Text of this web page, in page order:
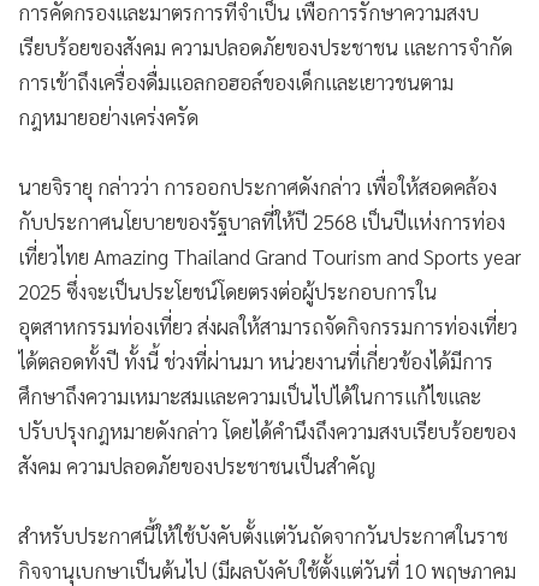
รัฐมนตรีว่าการกระทรวงสาธารณสุขประกาศกำหนด โดยคำ
แนะนำของรัฐมนตรีว่าการกระทรวงการท่องเที่ยวและกีฬา
ทั้งนี้ ผู้ขายเครื่องดื่มแอลกอฮอล์ตามในข้างต้น จะต้องจัดให้มี
เรียบร้อยของสังคม ความปลอดภัยของประชาชน และการจำกัด
การเข้าถึงเครื่องดื่มแอลกอฮอล์ของเด็กและเยาวชนตาม
กฎหมายอย่างเคร่งครัด
นายจิรายุ กล่าวว่า การออกประกาศดังกล่าว เพื่อให้สอดคล้อง
กับประกาศนโยบายของรัฐบาลที่ให้ปี 2568 เป็นปีแห่งการท่อง
เที่ยวไทย Amazing Thailand Grand Tourism and Sports year
2025 ซึ่งจะเป็นประโยชน์โดยตรงต่อผู้ประกอบการใน
อุตสาหกรรมท่องเที่ยว ส่งผลให้สามารถจัดกิจกรรมการท่องเที่ยว
ศึกษาถึงความเหมาะสมและความเป็นไปได้ในการแก้ไขและ
ปรับปรุงกฎหมายดังกล่าว โดยได้คำนึงถึงความสงบเรียบร้อยของ